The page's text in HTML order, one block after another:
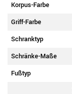
Korpus-Farbe
Griff-Farbe
Schranktyp
Schränke-Maße
Fußtyp